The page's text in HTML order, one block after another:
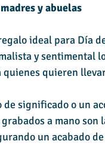
y abuelas
ideal para Día
y sentimental
quieren
significado o un
a mano
un acabado